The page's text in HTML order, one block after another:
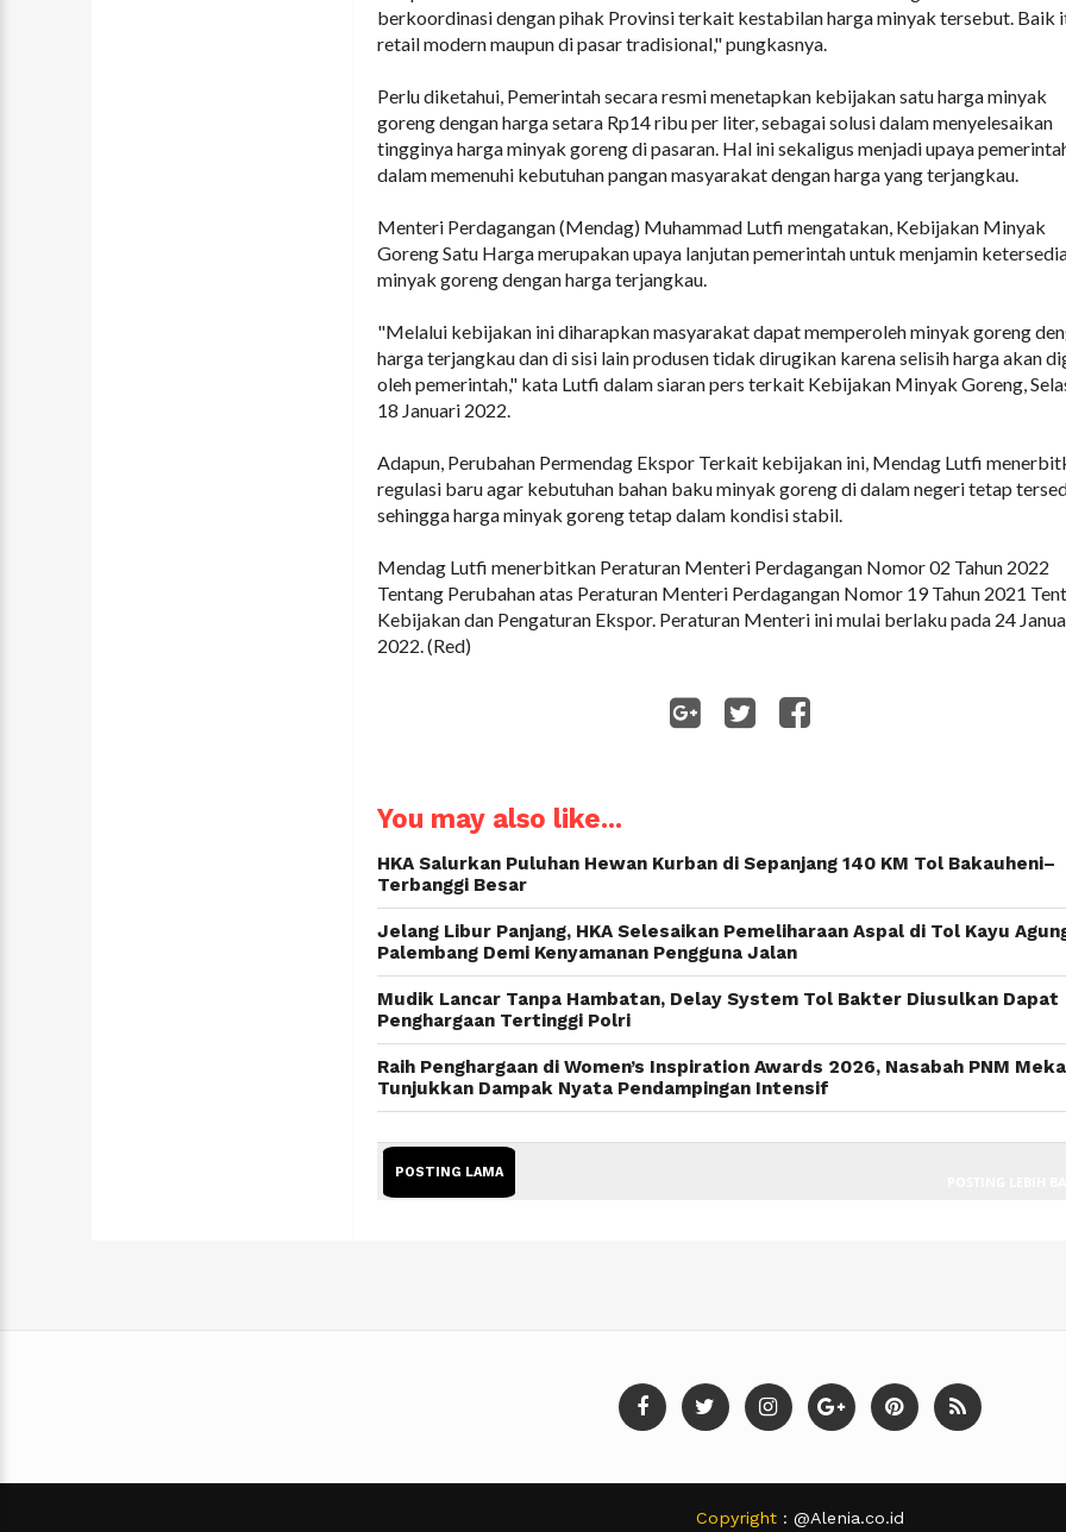
berkoordinasi dengan pihak Provinsi terkait kestabilan harga minyak tersebut. Baik
retail modern maupun di pasar tradisional," pungkasnya.
Perlu diketahui, Pemerintah secara resmi menetapkan kebijakan satu harga minyak
goreng dengan harga setara Rp14 ribu per liter, sebagai solusi dalam menyelesaikan
tingginya harga minyak goreng di pasaran. Hal ini sekaligus menjadi upaya
dalam memenuhi kebutuhan pangan masyarakat dengan harga yang terjangkau.
Menteri Perdagangan (Mendag) Muhammad Lutfi mengatakan, Kebijakan Minyak
Goreng Satu Harga merupakan upaya lanjutan pemerintah untuk menjamin
minyak goreng dengan harga terjangkau.
"Melalui kebijakan ini diharapkan masyarakat dapat memperoleh minyak goreng
harga terjangkau dan di sisi lain produsen tidak dirugikan karena selisih harga akan
oleh pemerintah," kata Lutfi dalam siaran pers terkait Kebijakan Minyak Goreng,
18 Januari 2022.
Adapun, Perubahan Permendag Ekspor Terkait kebijakan ini, Mendag Lutfi
regulasi baru agar kebutuhan bahan baku minyak goreng di dalam negeri tetap
sehingga harga minyak goreng tetap dalam kondisi stabil.
Mendag Lutfi menerbitkan Peraturan Menteri Perdagangan Nomor 02 Tahun 2022
Tentang Perubahan atas Peraturan Menteri Perdagangan Nomor 19 Tahun 2021
Kebijakan dan Pengaturan Ekspor. Peraturan Menteri ini mulai berlaku pada 24
2022. (Red)
You may also like...
HKA Salurkan Puluhan Hewan Kurban di Sepanjang 140 KM Tol Bakauheni–
Terbanggi Besar
Jelang Libur Panjang, HKA Selesaikan Pemeliharaan Aspal di Tol Kayu
Palembang Demi Kenyamanan Pengguna Jalan
Mudik Lancar Tanpa Hambatan, Delay System Tol Bakter Diusulkan Dapat
Penghargaan Tertinggi Polri
Raih Penghargaan di Women’s Inspiration Awards 2026, Nasabah PNM
Tunjukkan Dampak Nyata Pendampingan Intensif
POSTING LAMA
Copyright: @Alenia.co.id